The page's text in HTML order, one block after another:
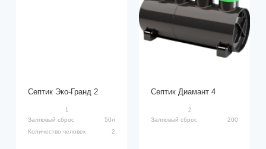
Септик Эко-Гранд 2
1
Залповый сброс
50л
Количество человек
2
Септик Диамант 4
2
Залповый сброс 200